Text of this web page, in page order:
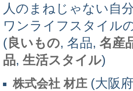
人のまねじゃない自
ワンライフスタイル
(良いもの, 名品, 名産
品, 生活スタイル)
株式会社 材庄 (大阪